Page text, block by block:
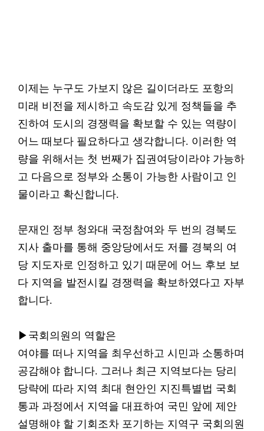
이제는 누구도 가보지 않은 길이더라도 포항의
미래 비전을 제시하고 속도감 있게 정책들을 추
진하여 도시의 경쟁력을 확보할 수 있는 역량이
어느 때보다 필요하다고 생각합니다. 이러한 역
량을 위해서는 첫 번째가 집권여당이라야 가능하
고 다음으로 정부와 소통이 가능한 사람이고 인
물이라고 확신합니다.
문재인 정부 청와대 국정참여와 두 번의 경북도
지사 출마를 통해 중앙당에서도 저를 경북의 여
당 지도자로 인정하고 있기 때문에 어느 후보 보
다 지역을 발전시킬 경쟁력을 확보하였다고 자부
합니다.
▶국회의원의 역할은
여야를 떠나 지역을 최우선하고 시민과 소통하며
공감해야 합니다. 그러나 최근 지역보다는 당리
당략에 따라 지역 최대 현안인 지진특별법 국회
통과 과정에서 지역을 대표하여 국민 앞에 제안
설명해야 할 기회조차 포기하는 지역구 국회의원